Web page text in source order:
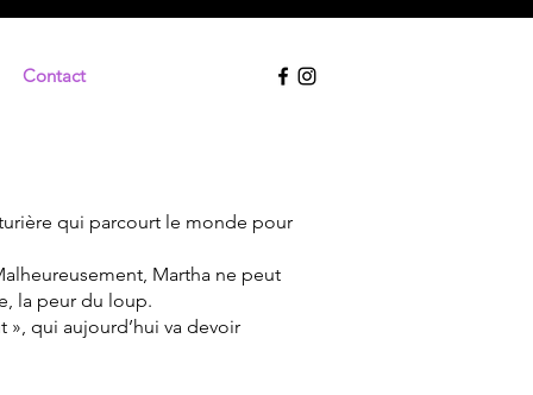
Contact
qui parcourt le monde pour
Martha ne peut
la peur du loup.
», qui aujourd’hui va devoir